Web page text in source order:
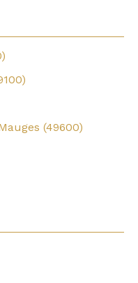
(49600)